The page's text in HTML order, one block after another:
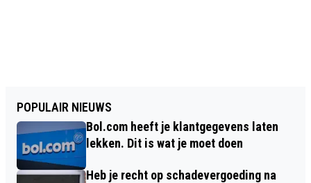
POPULAIR NIEUWS
Bol.com heeft je klantgegevens laten
lekken. Dit is wat je moet doen
Heb je recht op schadevergoeding na